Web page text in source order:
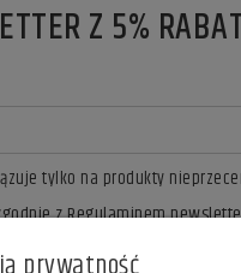
Z 5%
tylko na produkty
ZAPISZ SIĘ
z Regulaminem